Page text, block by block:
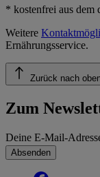
* kostenfrei aus dem
Weitere
Ernährungsservice.
Zurück nach
Zum
Deine E-Mail-
Absenden